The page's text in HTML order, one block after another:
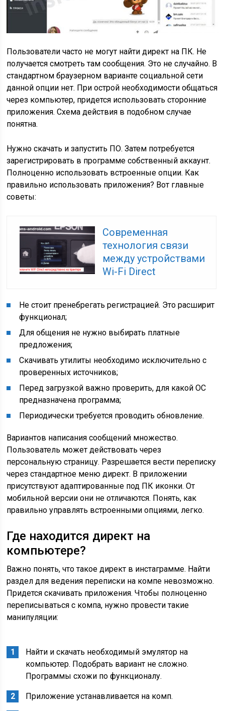
Пользователи часто не могут найти директ на ПК. Не
получается смотреть там сообщения. Это не случайно. В
стандартном браузерном варианте социальной сети
данной опции нет. При острой необходимости общаться
через компьютер, придется использовать сторонние
приложения. Схема действия в подобном случае
понятна.
Нужно скачать и запустить ПО. Затем потребуется
зарегистрировать в программе собственный аккаунт.
Полноценно использовать встроенные опции. Как
правильно использовать приложения? Вот главные
советы:
Современная
технология связи
между устройствами
Wi-Fi Direct
Не стоит пренебрегать регистрацией. Это расширит
функционал;
Для общения не нужно выбирать платные
предложения;
Скачивать утилиты необходимо исключительно с
проверенных источников;
Перед загрузкой важно проверить, для какой ОС
предназначена программа;
Периодически требуется проводить обновление.
Вариантов написания сообщений множество.
Пользователь может действовать через
персональную страницу. Разрешается вести переписку
через стандартное меню директ. В приложении
присутствуют адаптированные под ПК иконки. От
мобильной версии они не отличаются. Понять, как
правильно управлять встроенными опциями, легко.
Где находится директ на
компьютере?
Важно понять, что такое директ в инстаграмме. Найти
раздел для ведения переписки на компе невозможно.
Придется скачивать приложения. Чтобы полноценно
переписываться с компа, нужно провести такие
манипуляции:
Найти и скачать необходимый эмулятор на
компьютер. Подобрать вариант не сложно.
Программы схожи по функционалу.
Приложение устанавливается на комп.